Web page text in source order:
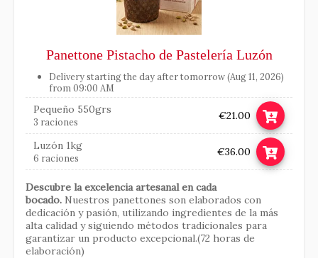
Panettone Pistacho de Pastelería Luzón
Delivery starting the day after tomorrow (Aug 11, 2026)
from 09:00 AM
Pequeño 550grs
3 raciones €21.00
Luzón 1kg
6 raciones €36.00
Descubre la excelencia artesanal en cada
bocado. Nuestros panettones son elaborados con
dedicación y pasión, utilizando ingredientes de la más
alta calidad y siguiendo métodos tradicionales para
garantizar un producto excepcional.(72 horas de
elaboración)